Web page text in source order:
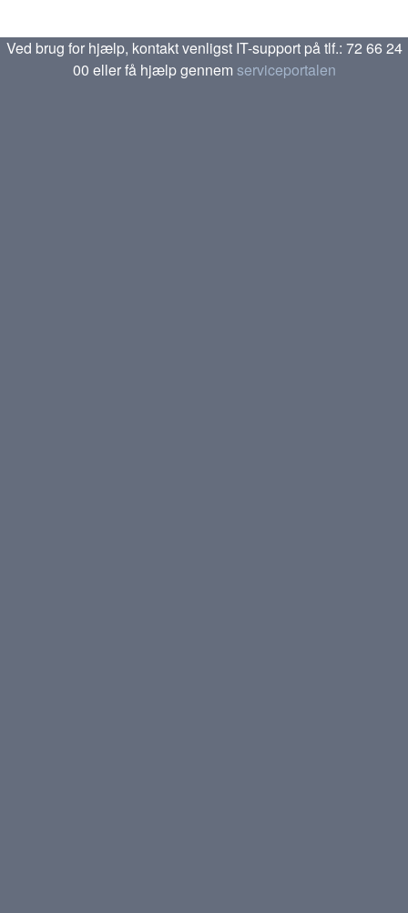
Ved brug for hjælp, kontakt venligst IT-support på tlf.: 72 66 24
00 eller få hjælp gennem serviceportalen